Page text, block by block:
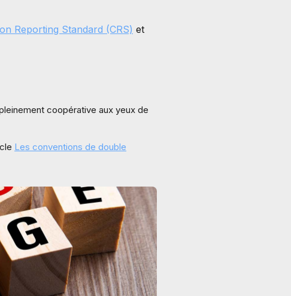
Reporting Standard (CRS) et
coopérative aux yeux de
Les conventions de double